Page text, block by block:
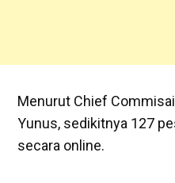
Menurut Chief
Yunus, sedikitnya 127
secara online.